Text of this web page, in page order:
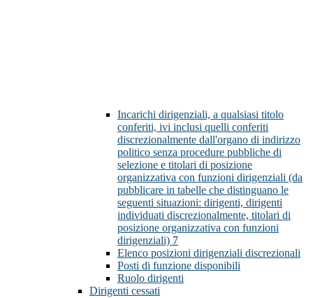
Incarichi dirigenziali, a qualsiasi titolo
conferiti, ivi inclusi quelli conferiti
discrezionalmente dall'organo di indirizzo
politico senza procedure pubbliche di
selezione e titolari di posizione
organizzativa con funzioni dirigenziali (da
pubblicare in tabelle che distinguano le
seguenti situazioni: dirigenti, dirigenti
individuati discrezionalmente, titolari di
posizione organizzativa con funzioni
dirigenziali) 7
Elenco posizioni dirigenziali discrezionali
Posti di funzione disponibili
Ruolo dirigenti
Dirigenti cessati